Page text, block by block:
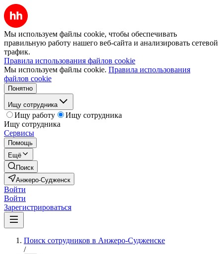
Мы используем файлы cookie, чтобы обеспечивать
правильную работу нашего веб-сайта и анализировать сетевой
трафик.
Правила использования файлов cookie
Мы используем файлы cookie. Правила использования
файлов cookie
Понятно
Ищу сотрудника
Ищу работу
Ищу сотрудника
Ищу сотрудника
Сервисы
Помощь
Ещё
Поиск
Анжеро-Судженск
Войти
Войти
Зарегистрироваться
Поиск сотрудников в Анжеро-Судженске
/